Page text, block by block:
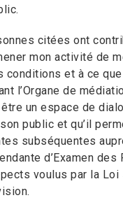
citées ont
mon activité de
conditions et à ce
l’Organe de
un espace de
public et qu’il
subséquentes
d’Examen des
voulus par la Loi